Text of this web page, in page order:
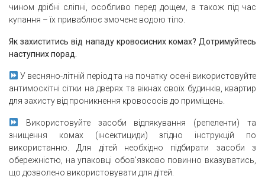
чином дрібні сліпні, особливо перед дощем, а також під час
купання – їх приваблює змочене водою тіло.
Як захиститись від нападу кровосисних комах? Дотримуйтесь
наступних порад.
У весняно-літній період та на початку осені використовуйте
антимоскітні сітки на дверях та вікнах своїх будинків, квартир
для захисту від проникнення кровососів до приміщень.
Використовуйте засоби відлякування (репеленти) та
знищення комах (інсектициди) згідно інструкцій по
використанню. Для дітей необхідно підбирати засоби з
обережністю, на упаковці обов’язково повинно вказуватись,
що дозволено використовувати для дітей.